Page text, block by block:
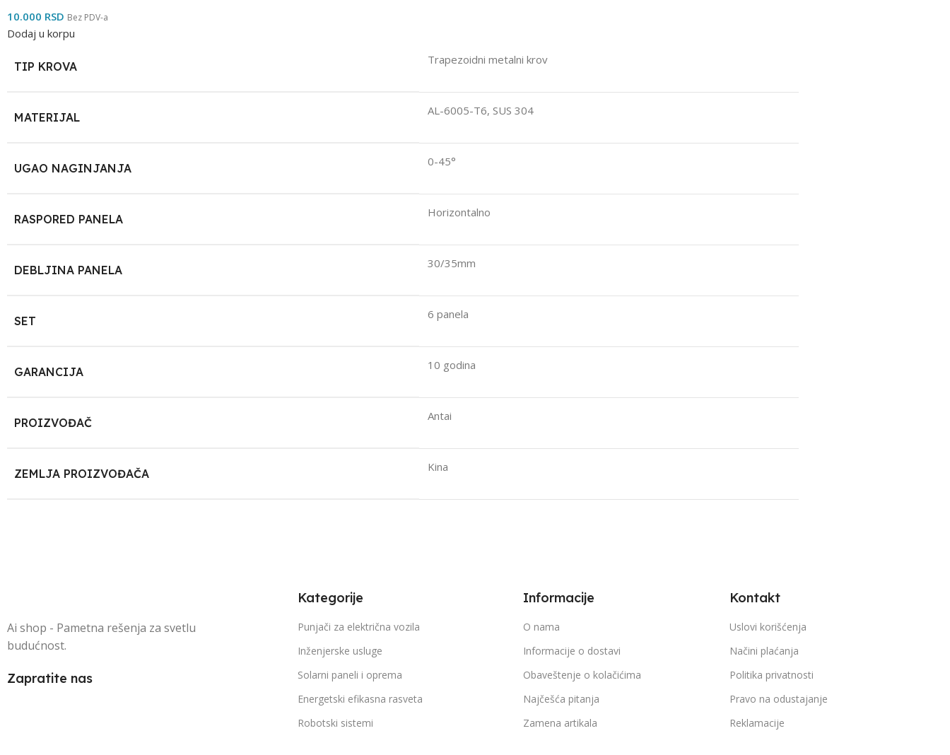
10.000 RSD Bez PDV-a
Dodaj u korpu
TIP KROVA Trapezoidni metalni krov
MATERIJAL AL-6005-T6, SUS 304
UGAO NAGINJANJA 0-45°
RASPORED PANELA Horizontalno
DEBLJINA PANELA 30/35mm
SET 6 panela
GARANCIJA 10 godina
PROIZVOĐAČ Antai
ZEMLJA PROIZVOĐAČA Kina
Ai shop - Pametna rešenja za svetlu
budućnost.
Zapratite nas
Kategorije
Punjači za električna vozila
Inženjerske usluge
Solarni paneli i oprema
Energetski efikasna rasveta
Robotski sistemi
Informacije
O nama
Informacije o dostavi
Obaveštenje o kolačićima
Najčešća pitanja
Zamena artikala
Kontakt
Uslovi korišćenja
Načini plaćanja
Politika privatnosti
Pravo na odustajanje
Reklamacije